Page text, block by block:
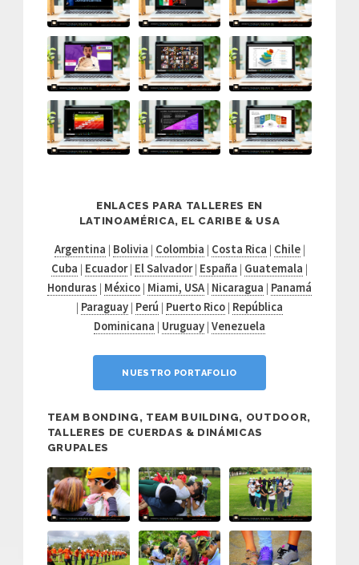
ENLACES PARA TALLERES EN
LATINOAMÉRICA, EL CARIBE & USA
Argentina | Bolivia | Colombia | Costa Rica | Chile|
Cuba | Ecuador| El Salvador| España | Guatemala |
Honduras | México | Miami, USA | Nicaragua | Panamá
| Paraguay | Perú | Puerto Rico | República
Dominicana | Uruguay | Venezuela
NUESTRO PORTAFOLIO
TEAM BONDING, TEAM BUILDING, OUTDOOR,
TALLERES DE CUERDAS & DINÁMICAS
GRUPALES